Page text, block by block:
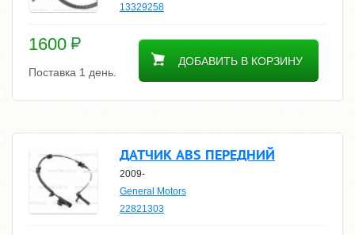
13329258
1600
ДОБАВИТЬ В КОРЗИНУ
Поставка 1 день.
ДАТЧИК ABS ПЕРЕДНИЙ
2009-
General Motors
22821303